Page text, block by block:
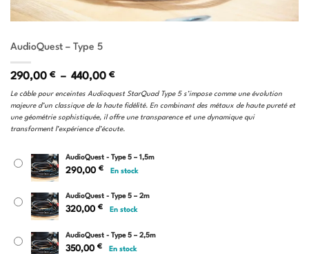
AudioQuest – Type 5
290,00 € – 440,00 €Plage
prix :
290,00 €
à
440,00 €
Le câble pour enceintes Audioquest StarQuad Type 5 s’impose comme une évolution
majeure d’un classique de la haute fidélité. En combinant des métaux de haute pureté et
une géométrie sophistiquée, il offre une transparence et une dynamique qui
transforment l’expérience d’écoute.
AudioQuest - Type 5 – 1,5m
290,00 € En stock
AudioQuest - Type 5 – 2m
320,00 € En stock
AudioQuest - Type 5 – 2,5m
350,00 € En stock